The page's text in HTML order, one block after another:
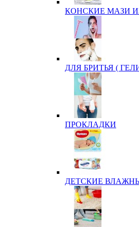
КОНСКИЕ МАЗИ
ДЛЯ БРИТЬЯ (
ПРОКЛАДКИ
ДЕТСКИЕ